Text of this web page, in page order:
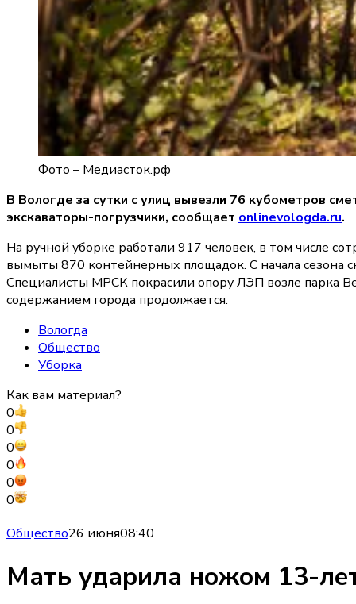
Фото – Медиасток.рф
В Вологде за сутки с улиц вывезли 76 кубометров
экскаваторы-погрузчики, сообщает onlinevologda.ru.
На ручной уборке работали 917 человек, в том числе
вымыты 870 контейнерных площадок. С начала сезона
Специалисты МРСК покрасили опору ЛЭП возле парка
содержанием города продолжается.
Вологда
Общество
Уборка
Как вам материал?
0
0
0
0
0
0
Общество26 июня08:40
Мать ударила ножом 13-